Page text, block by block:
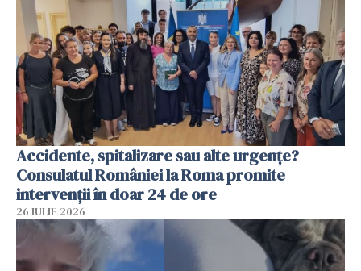
Accidente, spitalizare sau alte urgențe?
Consulatul României la Roma promite
intervenții în doar 24 de ore
26 IULIE 2026